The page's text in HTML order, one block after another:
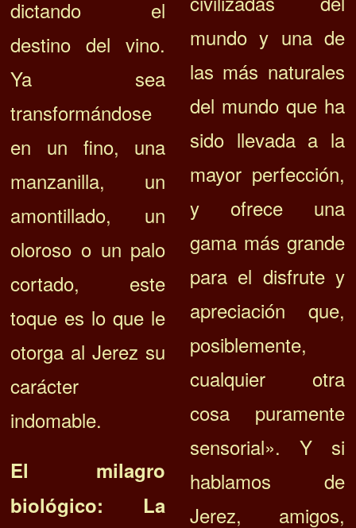
dictando el
destino del vino.
Ya sea
transformándose
en un fino, una
manzanilla, un
amontillado, un
oloroso o un palo
cortado, este
toque es lo que le
otorga al Jerez su
carácter
indomable.
El milagro
biológico: La
mundo y una de
las más naturales
del mundo que ha
sido llevada a la
mayor perfección,
y ofrece una
gama más grande
para el disfrute y
apreciación que,
posiblemente,
cualquier otra
cosa puramente
sensorial». Y si
hablamos de
Jerez, amigos,